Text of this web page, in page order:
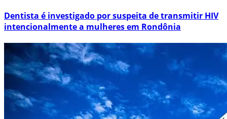
Dentista é investigado por suspeita de transmitir HIV
intencionalmente a mulheres em Rondônia